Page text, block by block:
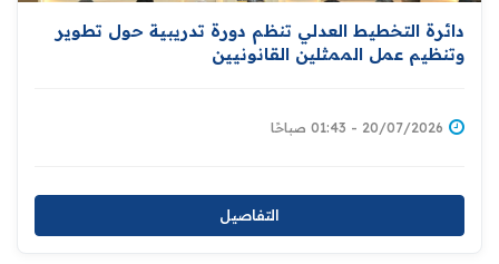
دائرة التخطيط العدلي تنظم دورة تدريبية حول تطوير
وتنظيم عمل الممثلين القانونيين
20/07/2026 - 01:43 صباحًا
التفاصيل